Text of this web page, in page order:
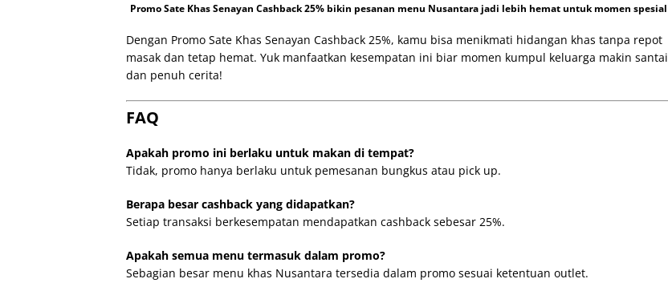
Promo Sate Khas Senayan Cashback 25% bikin pesanan menu Nusantara jadi lebih hemat untuk momen spesial
Dengan Promo Sate Khas Senayan Cashback 25%, kamu bisa menikmati hidangan khas tanpa repot
masak dan tetap hemat. Yuk manfaatkan kesempatan ini biar momen kumpul keluarga makin santai
dan penuh cerita!
FAQ
Apakah promo ini berlaku untuk makan di tempat?
Tidak, promo hanya berlaku untuk pemesanan bungkus atau pick up.
Berapa besar cashback yang didapatkan?
Setiap transaksi berkesempatan mendapatkan cashback sebesar 25%.
Apakah semua menu termasuk dalam promo?
Sebagian besar menu khas Nusantara tersedia dalam promo sesuai ketentuan outlet.